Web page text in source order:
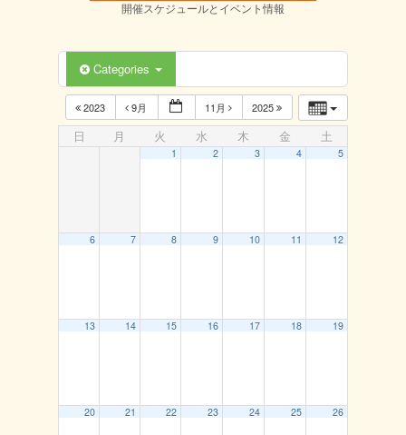
開催スケジュールとイベント情報
Categories
2023 9月 11月 2025
日 月 火 水 木 金 土
1 2 3 4 5
6 7 8 9 10 11 12
13 14 15 16 17 18 19
20 21 22 23 24 25 26